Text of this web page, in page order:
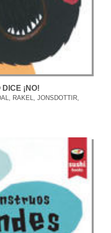
¡NO!
RAKEL, JONSDOTTIR,